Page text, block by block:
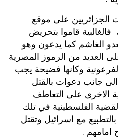
الجزائريين على موقع
قاموا بتحريض
الغاشم كما يدعون وهو
من الرموز المصرية
وكانها فضيحة يجب
جانب دعوات بالقتل
الاخرى على التعاطف
الفلسطينية في تلك
مع اسرائيل وتقتل
امامهم .